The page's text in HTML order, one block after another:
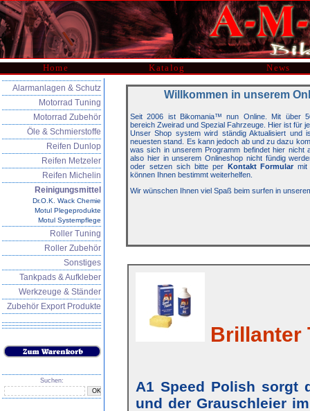
Home Katalog News
Alarmanlagen & Schutz
Motorrad Tuning
Motorrad Zubehör
Öle & Schmierstoffe
Reifen Dunlop
Reifen Metzeler
Reifen Michelin
Reinigungsmittel
Dr.O.K. Wack Chemie
Motul Plegeprodukte
Motul Systempflege
Roller Tuning
Roller Zubehör
Sonstiges
Tankpads & Aufkleber
Werkzeuge & Ständer
Zubehör Export Produkte
Suchen:
Willkommen in unserem
Seit 2006 ist Bikomania™ nun Online. Mit über
bereich Zweirad und Spezial Fahrzeuge. Hier ist für
Unser Shop system wird ständig Aktualisiert und
neuesten stand. Es kann jedoch ab und zu dazu
was sich in unserem Programm befindet hier nicht
also hier in unserem Onlineshop nicht fündig
oder setzen sich bitte per Kontakt Formularmit
können Ihnen bestimmt weiterhelfen.
Wir wünschen Ihnen viel Spaß beim surfen in
Brillanter
A1 Speed Polish sorgt
und der Grauschleier